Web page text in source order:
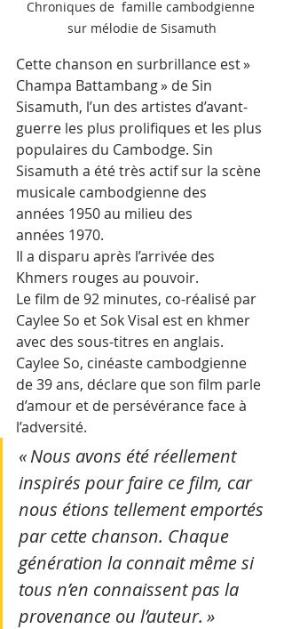
Chroniques de  famille cambodgienne
sur mélodie de Sisamuth
Cette chanson en surbrillance est »
Champa Battambang » de Sin
Sisamuth, l’un des artistes d’avant-
guerre les plus prolifiques et les plus
populaires du Cambodge. Sin
Sisamuth a été très actif sur la scène
musicale cambodgienne des
années 1950 au milieu des
années 1970.
Il a disparu après l’arrivée des
Khmers rouges au pouvoir.
Le film de 92 minutes, co-réalisé par
Caylee So et Sok Visal est en khmer
avec des sous-titres en anglais.
Caylee So, cinéaste cambodgienne
de 39 ans, déclare que son film parle
d’amour et de persévérance face à
l’adversité.
« Nous avons été réellement
inspirés pour faire ce film, car
nous étions tellement emportés
par cette chanson. Chaque
génération la connait même si
tous n’en connaissent pas la
provenance ou l’auteur. »